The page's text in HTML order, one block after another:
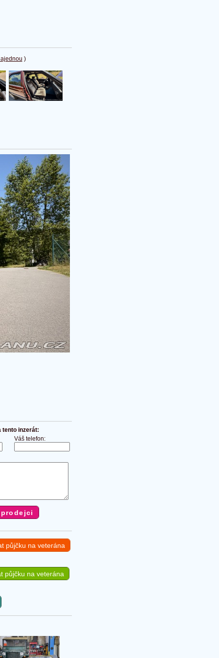
)
tento inzerát:
Váš telefon:
půjčku na veterána
půjčku na veterána